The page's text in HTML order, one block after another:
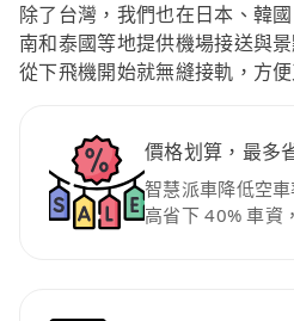
除了台灣，我們也在日本、韓
南和泰國等地提供機場接送與
從下飛機開始就無縫接軌，方便
價格划算，最多
智慧派車降低空
高省下 40% 車資